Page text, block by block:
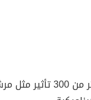
– يوجد في البرنامج أكثر